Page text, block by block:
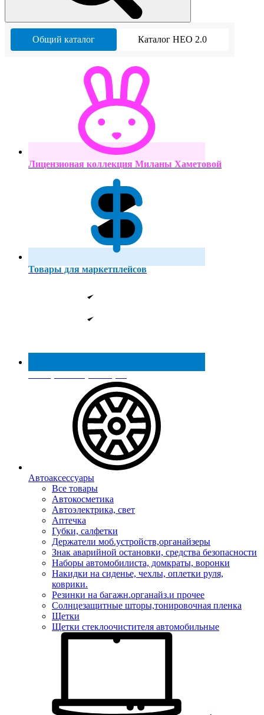
Общий каталог Каталог НЕО 2.0
Лицензионая коллекция Миланы Хаметовой
Товары для маркетплейсов
Реестр МинПромТорга
Автоаксессуары
Все товары
Автокосметика
Автоэлектрика, свет
Аптечка
Губки, салфетки
Держатели моб.устройств,органайзеры
Знак аварийной остановки, средства безопасности
Наборы автомобилиста, домкраты, воронки
Накидки на сиденье, чехлы, оплетки руля,
коврики.
Резинки на багажн.органайз.и прочее
Солнцезащитные шторы,тонировочная пленка
Щетки
Щетки стеклоочистителя автомобильные